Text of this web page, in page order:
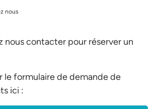
nous
nous contacter pour réserver un
le formulaire de demande de
ici :